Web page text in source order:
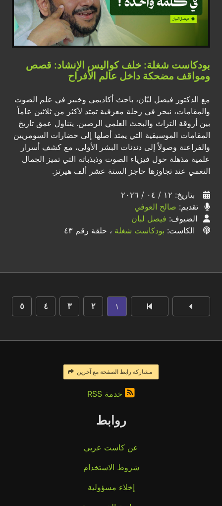
بودكاست شغلة: خلف كواليس الإنشاد: قصص
ومواقف مضحكة داخل عالم الأفراح
مع الدكتور فيصل لبّان، باحث أكاديمي وخبير في علم الصوت
والمقامات، نبحر في رحلة معرفية تمتد لأكثر من ثلاثين عاماً
بين أروقة التراث والبحث العلمي الرصين. يتناول عمق تاريخ
المقامات الموسيقية التي يمتد أصلها إلى حضارات السومريين
والفراعنة وصولاً إلى دندنات البشر الأولى، مع كشف أسرار
علمية مذهلة حول فيزياء الصوت وذبذباته التي تميز الجمال
النغمي عند تجاوزها حاجز الستة عشر ألف هيرتز.
بتاريخ: ١٢ / ٠٤ / ٢٠٢٦
تقديم: صالح العوفي
الضيوف: فيصل لبان
الكاست: بودكاست شغلة ، حلقة رقم ٤٣
١ ٢ ٣ ٤ ٥
مشاركة رابط الصفحة مع آخرين
خدمة RSS
روابط
عن كاست عربي
شروط الاستخدام
إخلاء مسؤولية